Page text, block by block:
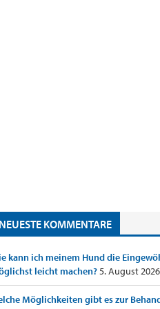
NEUESTE KOMMENTARE
kann ich meinem Hund die
leicht machen?5. August 2026
Möglichkeiten gibt es zur